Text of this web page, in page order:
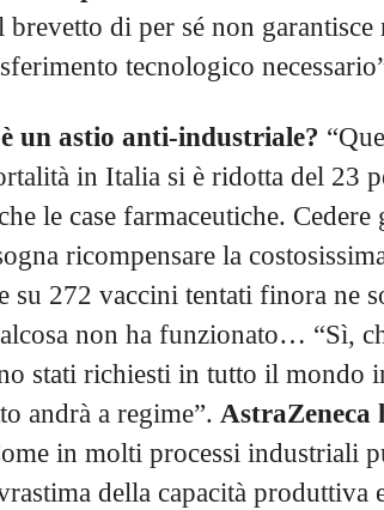
brevetto di per sé non
tecnologico
un astio anti-industriale?
in Italia si è ridotta del 23
le case farmaceutiche.
ricompensare la
su 272 vaccini tentati finora ne
non ha funzionato… “Sì,
stati richiesti in tutto il mondo
andrà a regime”. AstraZeneca
in molti processi industriali
della capacità produttiva